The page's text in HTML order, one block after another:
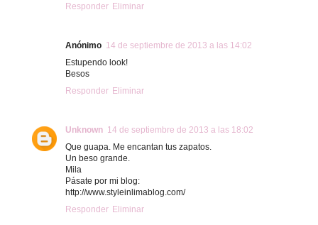
Responder Eliminar
Anónimo 14 de septiembre de 2013 a las 14:02
Estupendo look!
Besos
Responder Eliminar
Unknown 14 de septiembre de 2013 a las 18:02
Que guapa. Me encantan tus zapatos.
Un beso grande.
Mila
Pásate por mi blog:
http://www.styleinlimablog.com/
Responder Eliminar